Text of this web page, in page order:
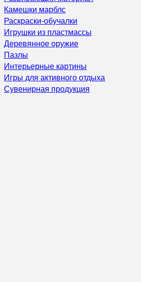
Камешки марблс
Раскраски-обучалки
Игрушки из пластмассы
Деревянное оружие
Пазлы
Интерьерные картины
Игры для активного отдыха
Сувенирная продукция